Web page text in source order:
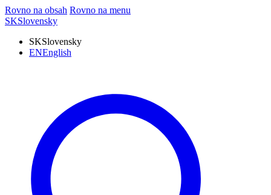
Rovno na obsah Rovno na menu
SKSlovensky
SKSlovensky
ENEnglish